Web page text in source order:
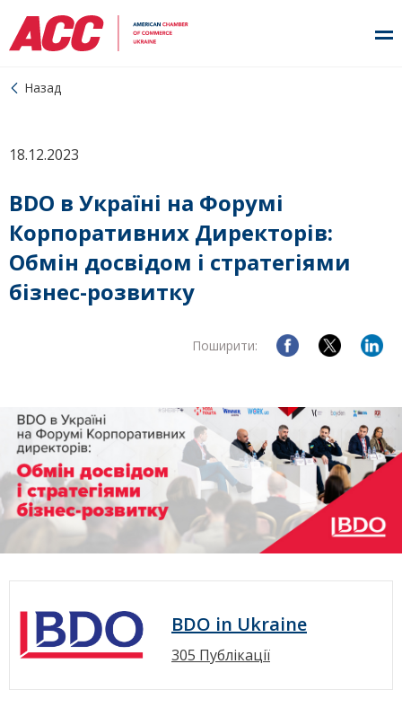
Назад
18.12.2023
BDO в Україні на Форумі
Корпоративних Директорів:
Обмін досвідом і стратегіями
бізнес-розвитку
Поширити:
BDO in Ukraine
305 Публікації